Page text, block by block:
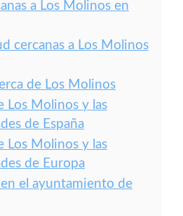
a Los Molinos en
cercanas a Los Molinos
de Los Molinos
Los Molinos y las
de España
Los Molinos y las
de Europa
el ayuntamiento de